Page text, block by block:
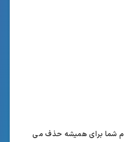
شما برای همیشه حذف می